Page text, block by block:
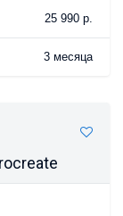
25 990 р.
3 месяца